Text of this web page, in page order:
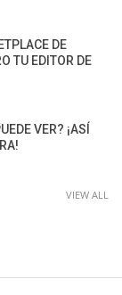
DE
TU EDITOR DE
VER? ¡ASÍ
VIEW ALL